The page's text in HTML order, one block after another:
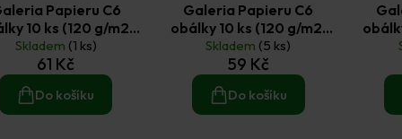
Papieru C6
10 ks (120 g/m2)
smetanové
Skladem (1 ks)
61 Kč
Do košíku
Galeria Papieru C6
obálky 10 ks (120 g/m2)
perleťové červené
Skladem (5 ks)
59 Kč
Do košíku